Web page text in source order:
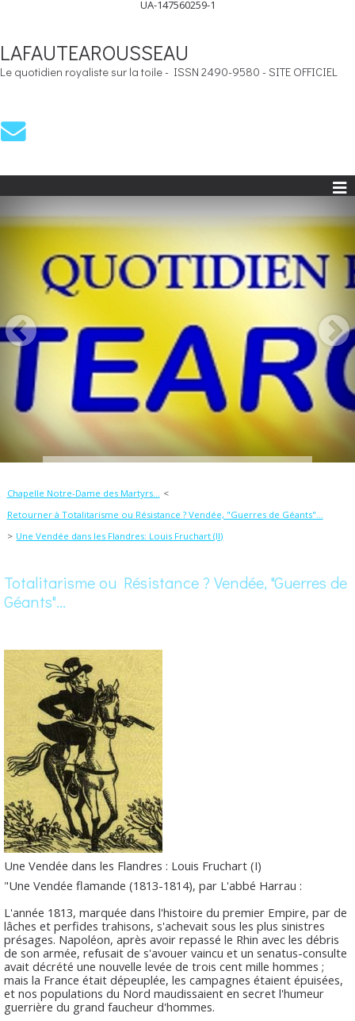
UA-147560259-1
LAFAUTEAROUSSEAU
Le quotidien royaliste sur la toile - ISSN 2490-9580 - SITE OFFICIEL
Chapelle Notre-Dame des Martyrs...
Retourner à Totalitarisme ou Résistance ? Vendée, "Guerres de Géants"...
Une Vendée dans les Flandres: Louis Fruchart (II)
Totalitarisme ou Résistance ? Vendée, "Guerres de
Géants"...
Une Vendée dans les Flandres : Louis Fruchart (I)
"Une Vendée flamande (1813-1814), par L'abbé Harrau :
L'année 1813, marquée dans l'histoire du premier Empire, par de
lâches et perfides trahisons, s'achevait sous les plus sinistres
présages. Napoléon, après avoir repassé le Rhin avec les débris
de son armée, refusait de s'avouer vaincu et un senatus-consulte
avait décrété une nouvelle levée de trois cent mille hommes ;
mais la France était dépeuplée, les campagnes étaient épuisées,
et nos populations du Nord maudissaient en secret l'humeur
guerrière du grand faucheur d'hommes.